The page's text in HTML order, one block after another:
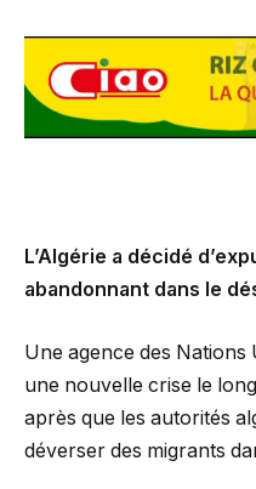
L’Algérie a décidé
abandonnant dans le
Une agence des
une nouvelle crise le
après que les autorités
déverser des migrants